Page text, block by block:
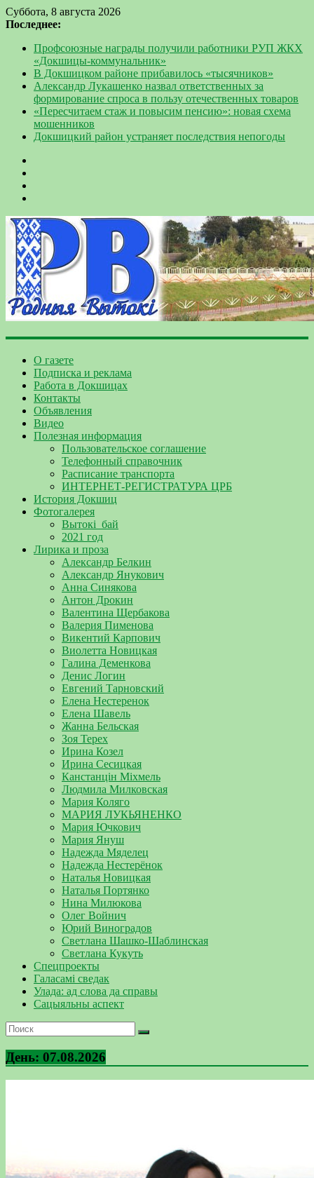
Суббота, 8 августа 2026
Последнее:
Профсоюзные награды получили работники РУП ЖКХ
«Докшицы-коммунальник»
В Докшицком районе прибавилось «тысячников»
Александр Лукашенко назвал ответственных за
формирование спроса в пользу отечественных товаров
«Пересчитаем стаж и повысим пенсию»: новая схема
мошенников
Докшицкий район устраняет последствия непогоды
О газете
Подписка и реклама
Работа в Докшицах
Контакты
Объявления
Видео
Полезная информация
Пользовательское соглашение
Телефонный справочник
Расписание транспорта
ИНТЕРНЕТ-РЕГИСТРАТУРА ЦРБ
История Докшиц
Фотогалерея
Вытокі_бай
2021 год
Лирика и проза
Александр Белкин
Александр Янукович
Анна Синякова
Антон Дрокин
Валентина Щербакова
Валерия Пименова
Викентий Карпович
Виолетта Новицкая
Галина Деменкова
Денис Логин
Евгений Тарновский
Елена Нестеренок
Елена Шавель
Жанна Бельская
Зоя Терех
Ирина Козел
Ирина Сесицкая
Канстанцін Міхмель
Людмила Милковская
Мария Коляго
МАРИЯ ЛУКЬЯНЕНКО
Мария Ючкович
Мария Януш
Надежда Мяделец
Надежда Нестерёнок
Наталья Новицкая
Наталья Портянко
Нина Милюкова
Олег Войнич
Юрий Виноградов
Светлана Шашко-Шаблинская
Светлана Кукуть
Спецпроекты
Галасамі сведак
Улада: ад слова да справы
Сацыяльны аспект
День: 07.08.2026